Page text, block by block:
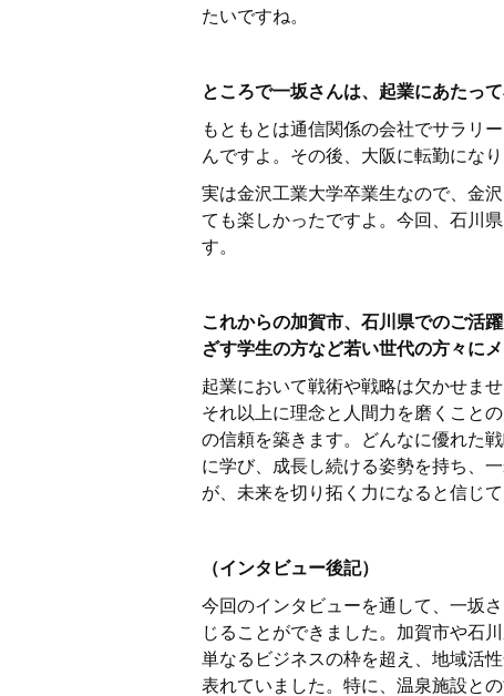
たいですね。
ところで一坂さんは、起業にあたっ
もともとは通信関係の会社でサラリ
んですよ。その後、大阪に転勤にな
実は金沢工業大学卒業生なので、金
ても楽しかったですよ。今回、石川
す。
これからの加賀市、石川県でのご活
ざす学生の方など若い世代の方々に
起業において戦術や戦略は欠かせま
それ以上に理念と人間力を磨くこと
の信頼を築きます。どんなに優れた
に学び、成長し続ける姿勢を持ち、
が、未来を切り拓く力になると信じて
（インタビュー後記）
今回のインタビューを通して、一坂
じることができました。加賀市や石
単なるビジネスの枠を超え、地域活
表れていました。特に、温泉施設と